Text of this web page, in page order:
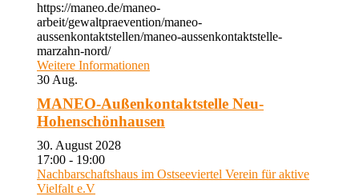
https://maneo.de/maneo-
arbeit/gewaltpraevention/maneo-
aussenkontaktstellen/maneo-aussenkontaktstelle-
marzahn-nord/
Weitere Informationen
30 Aug.
MANEO-Außenkontaktstelle Neu-
Hohenschönhausen
30. August 2028
17:00 - 19:00
Nachbarschaftshaus im Ostseeviertel Verein für aktive
Vielfalt e.V